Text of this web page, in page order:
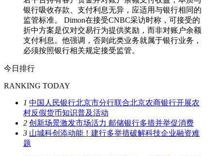
银行吸收存款、支付利息无异，应适用与银行相同的
监管标准。 Dimon在接受CNBC采访时称，可接受的
折中方案是仅对交易行为提供奖励，而非对账户余额
支付利息。他强调，否则此类业务就属于银行业务，
必须按照银行相关规定接受监管。
今日排行
RANKING TODAY
1 中国人民银行北京市分行联合北京农商银行开展农
村反假货币知识普及活动
2 创新场景激发市场活力 邮储银行多措并举促消费
3 山城科创添动能！建行多举措破解科技企业融资难
题